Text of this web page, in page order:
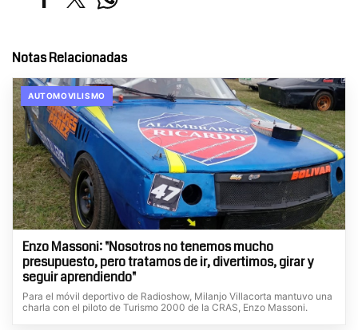
Notas Relacionadas
AUTOMOVILISMO
Enzo Massoni: "Nosotros no tenemos mucho
presupuesto, pero tratamos de ir, divertimos, girar y
seguir aprendiendo"
Para el móvil deportivo de Radioshow, Milanjo Villacorta mantuvo una
charla con el piloto de Turismo 2000 de la CRAS, Enzo Massoni.